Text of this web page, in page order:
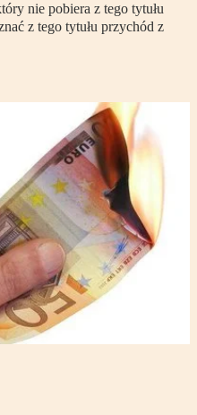
nie pobiera z tego tytułu
z tego tytułu przychód z